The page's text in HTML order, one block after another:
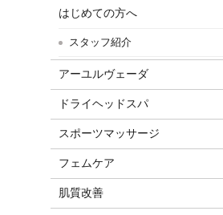
はじめての方へ
スタッフ紹介
アーユルヴェーダ
ドライヘッドスパ
スポーツマッサージ
フェムケア
肌質改善